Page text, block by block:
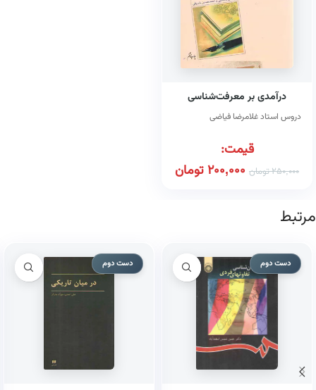
درآمدی بر معرفت‌شناسی
دروس استاد غلامرضا فیاضی
قیمت:
250,000تومان 200,000تومان
مرتبط
دست دوم دست دوم